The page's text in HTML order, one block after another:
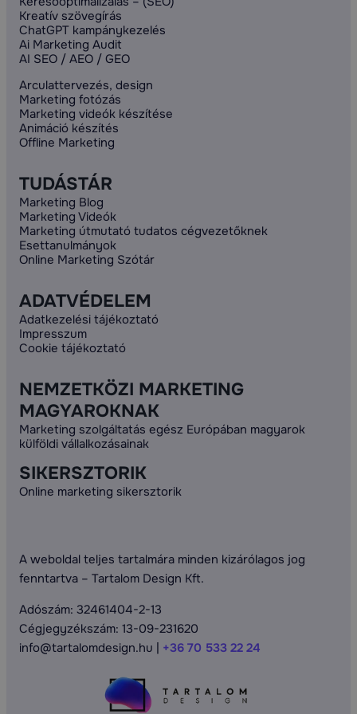
Kreatív szövegírás
ChatGPT kampánykezelés
Ai Marketing Audit
AI SEO / AEO / GEO
Arculattervezés, design
Marketing fotózás
Marketing videók készítése
Animáció készítés
Offline Marketing
TUDÁSTÁR
Marketing Blog
Marketing Videók
Marketing útmutató tudatos cégvezetőknek
Esettanulmányok
Online Marketing Szótár
ADATVÉDELEM
Adatkezelési tájékoztató
Impresszum
Cookie tájékoztató
NEMZETKÖZI MARKETING
MAGYAROKNAK
Marketing szolgáltatás egész Európában magyarok
külföldi vállalkozásainak
SIKERSZTORIK
Online marketing sikersztorik
A weboldal teljes tartalmára minden kizárólagos jog
fenntartva – Tartalom Design Kft.
Adószám: 32461404-2-13
Cégjegyzékszám: 13-09-231620
info@tartalomdesign.hu | +36 70 533 22 24